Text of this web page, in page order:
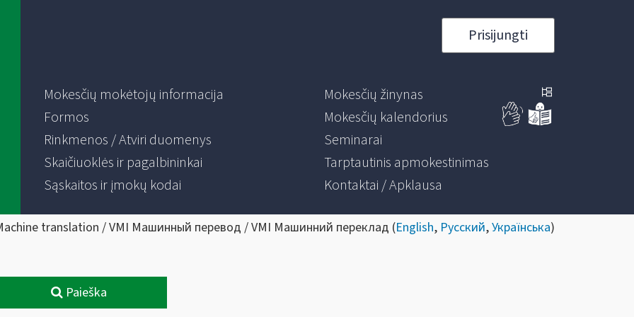
Prisijungti
Mokesčių mokėtojų informacija
Formos
Rinkmenos / Atviri duomenys
Skaičiuoklės ir pagalbininkai
Sąskaitos ir įmokų kodai
Mokesčių žinynas
Mokesčių kalendorius
Seminarai
Tarptautinis apmokestinimas
Kontaktai / Apklausa
translation / VMI Машинный перевод / VMI Машинний переклад (English, Русский,Українська)
Paieška